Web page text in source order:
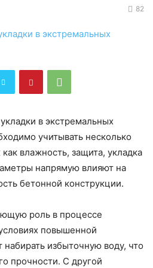
82
в экстремальных
учитывать несколько
влажность, защита, укладка
напрямую влияют на
бетонной конструкции.
роль в процессе
повышенной
избыточную воду, что
прочности. С другой